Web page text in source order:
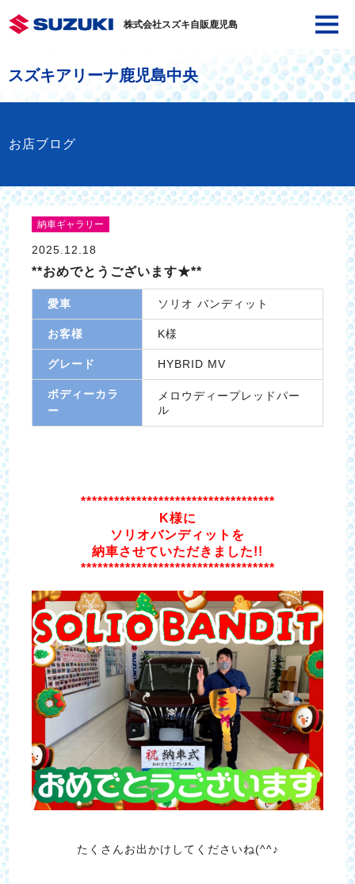
株式会社スズキ自販鹿児島
スズキアリーナ鹿児島中央
お店ブログ
納車ギャラリー
2025.12.18
**おめでとうございます★**
愛車 ソリオ バンディット
お客様 K様
グレード HYBRID MV
ボディーカラ
ー
メロウディープレッドパー
ル
***********************************
K様に
ソリオバンディットを
納車させていただきました!!
***********************************
たくさんお出かけしてくださいね(^^♪